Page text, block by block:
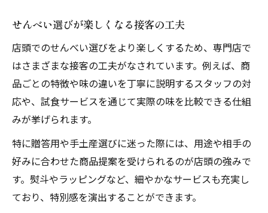
せんべい選びが楽しくなる接客の工夫
店頭でのせんべい選びをより楽しくするため、専門店で
はさまざまな接客の工夫がなされています。例えば、商
品ごとの特徴や味の違いを丁寧に説明するスタッフの対
応や、試食サービスを通じて実際の味を比較できる仕組
みが挙げられます。
特に贈答用や手土産選びに迷った際には、用途や相手の
好みに合わせた商品提案を受けられるのが店頭の強みで
す。熨斗やラッピングなど、細やかなサービスも充実し
ており、特別感を演出することができます。